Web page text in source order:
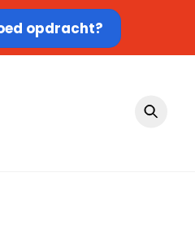
opdracht?